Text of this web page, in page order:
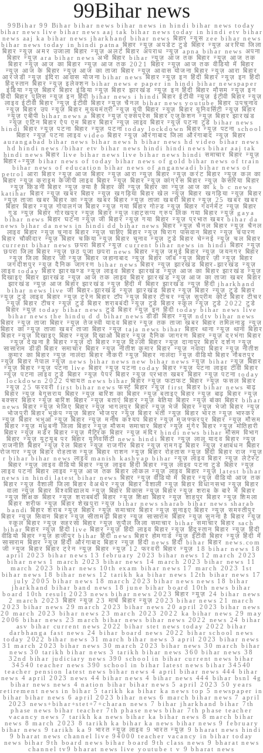
99Bihar news
99Bihar 99 Bihar bihar news bihar news in hindi bihar news today
bihar news live bihar news aaj tak bihar news today in hindi etv bihar
news aaj ka bihar news jharkhand bihar news बिहार न्यूस zee bihar news
bihar news today in hindi patna बिहार न्यूज़ अपडेट टुडे बिहार न्यूज़ अररिया जिला
बिहार न्यूज़ अमर उजाला बिहार न्यूज़ अलर्ट बिहार अपराध न्यूज़ apna bihar news अपना
बिहार न्यूज़ ara bihar news अभी बिहार bihar न्यूज़ आज तक बिहार न्यूज़ आज तक
बिहार न्यूज़ आज का बिहार न्यूज़ आज तक 2021 बिहार न्यूज़ आज तक वीडियो में बिहार
न्यूज़ आज के बिहार न्यूज़ आज का ताजा बिहार न्यूज़ आवास योजना बिहार न्यूज़ आरा बिहार
आरजेडी न्यूज़ इंदिरा आवास योजना bihar news बिहार न्यूज़ इन हिंदी बिहार न्यूज़ इन हिंदी
हिंदुस्तान बिहार न्यूज़ इलेक्शन bihar news e paper in hindi bihar newspaper
इंडिया न्यूज़ बिहार बिहार इंडिया न्यूज़ बिहार झारखंड न्यूज़ इन हिंदी बिहार मौसम न्यूज़ इन
हिंदी बिहार पुलिस न्यूज़ इन हिंदी bihar news i hindi बिहार ईटीवी न्यूज़ ईटीवी बिहार न्यूज़
लाइव ईटीवी बिहार न्यूज़ ईटीवी बिहार न्यूज़ चैनल bihar news youtube बिहार उपचुनाव
न्यूज़ बिहार उप न्यूज़ बिहार मुख्यमंत्री न्यूज़ यूपी बिहार न्यूज़ बिहार यूनिवर्सिटी न्यूज़ बिहार
न्यूज़ एबीपी bihar news a बिहार न्यूज़ एक्सप्रेस बिहार एजुकेशन न्यूज़ बिहार झारखंड
न्यूज़ एटिन बिहार ऐप एम बिहार बिहार न्यूज़ लाइव बिहार न्यूज़ पटना टुडे bihar news
hindi बिहार न्यूज़ पटना बिहार न्यूज़ पटना today lockdown बिहार न्यूज़ पटना school
बिहार न्यूज़ पटना लाइव video बिहार न्यूज़ औरंगाबाद जिला औरंगाबाद न्यूज़ बिहार
aurangabad bihar news bihar news h bihar news hd video bihar news
hd hindi news /bihar etv bihar news hindi hindi news bihar aaj tak
hindi news बिहार live bihar news live bihar news hindi समाचार बिहार न्यूज़
बिहार+न्यूज़ bihar news of today bihar news of gold bihar news of train
bihar news of education bihar news of anganwadi bihar news of
petrol आरा बिहार न्यूज़ आज बिहार न्यूज़ आरा न्यूज़ बिहार न्यूज़ करंट बिहार न्यूज़ कल का
बिहार न्यूज़ क्राइम केजीपी लाइव बिहार न्यूज़ बिहार न्यूज़ कांग्रेस बिहार न्यूज़ केसरिया बिहार
न्यूज़ किडनी बिहार न्यूज़ क्या है बिहार की न्यूज़ बिहार का न्यूज़ आज का k b c news
katihar बिहार न्यूज़ खबर बिहार न्यूज़ खगड़िया बिहार खेल न्यूज़ बिहार खगड़िया न्यूज़ बिहार
न्यूज़ ताजा खबर बिहार का न्यूज़ खबर बिहार न्यूज़ ताजा खबरी बिहार न्यूज़ 25 खबर खबर
बिहार बिहार न्यूज़ गोपालगंज बिहार न्यूज़ गया बिहार गोल्ड न्यूज़ बिहार गवर्नमेंट न्यूज़ बिहार
गुड न्यूज़ बिहार गोरखपुर न्यूज़ बिहार न्यूज़ व्हाट्सप्प ग्रुप लिंक गया बिहार न्यूज़ gaya
bihar news बिहार घटना न्यूज़ जी बिहार न्यूज़ गया बिहार न्यूज़ प्रभात खबर bihar da
news bihar da news in hindi dd bihar news बिहार न्यूज़ चैनल बिहार न्यूज़ चैनल
लाइव बिहार न्यूज़ चुनाव बिहार न्यूज़ चाहिए बिहार न्यूज़ चिराग पासवान बिहार न्यूज़ चंपारण
बिहार चौकीदार न्यूज़ बिहार चकिया न्यूज़ बिहार चुनाव न्यूज़ टुडे बिहार चेन्नई न्यूज़ चल बिहार
current bihar news छपरा बिहार न्यूज़ current bihar news in hindi बिहार न्यूज़
छपरा जिला बिहार न्यूज़ छठ पूजा छपरा news बिहार न्यूज़ जमुई बिहार न्यूज़ जयनगर बिहार
न्यूज़ जिला बिहार जी न्यूज़ बिहार जहानाबाद न्यूज़ बिहार जॉब न्यूज़ बिहार ज़ी न्यूज़ बिहार
जगदीशपुर न्यूज़ दैनिक जागरण bihar news बिहार न्यूज़ झारखंड बिहार-झारखंड न्यूज़
लाइव today बिहार झारखण्ड न्यूज़ लाइव बिहार झारखंड न्यूज़ आज का बिहार झारखंड न्यूज़
दिखाइए बिहार झारखंड न्यूज़ आज तक लाइव बिहार झारखंड न्यूज़ आज का ताजा खबर बिहार
झारखंड न्यूज़ आज बिहार झारखंड न्यूज़ हिंदी में बिहार झारखंड न्यूज़ हिंदी jharkhand
bihar news live जी बिहार-झारखंड न्यूज़ झारखंड बिहार न्यूज़ बिहार न्यूज़ टुडे बिहार
न्यूज़ टुडे लाइव बिहार न्यूज़ ट्रेन बिहार टॉप न्यूज़ बिहार टीचर न्यूज़ सुप्रीम कोर्ट बिहार टीचर
न्यूज़ बिहार टीचर न्यूज़ टुडे बिहार शराबबंदी न्यूज़ टुडे बिहार स्कूल न्यूज़ टुडे 2022 टुडे
बिहार न्यूज़ today bihar news टुडे बिहार न्यूज़ इन हिंदी today bihar news live
bihar news the hindu d d bihar news डीडी बिहार न्यूज़ ndtv bihar news
बिहार न्यूज़ ताजा बिहार न्यूज़ तेजस्वी यादव बिहार न्यूज़ तक ताजा खबर बिहार तमिलनाडु न्यूज़
बिहार का न्यूज़ ताजा खबर ताजा बिहार न्यूज़ taja news bihar बिहार थाना न्यूज़ थाना बिहार
बिहार न्यूज़ दिखाइए बिहार न्यूज़ दिखाओ बिहार न्यूज़ दैनिक जागरण बिहार न्यूज़ दरभंगा बिहार
न्यूज़ देखना है बिहार न्यूज़ दो बिहार न्यूज़ दिल्ली बिहार न्यूज़ दानापुर बिहार दर्शन न्यूज़
सासाराम डीडी बिहार समाचार बिहार न्यूज़ नीतीश कुमार बिहार न्यूज़ नवादा बिहार न्यूज़ नीतीश
कुमार का बिहार न्यूज़ नालंदा बिहार नौकरी न्यूज़ बिहार नालंदा न्यूज़ वीडियो बिहार नौबतपुर
न्यूज़ बिहार नेपाल न्यूज़ news bihar news new bihar news न्यूज़ bihar न्यूज़ बिहार
न्यूज़ बिहार न्यूज़ पटना live बिहार न्यूज़ पटना today बिहार न्यूज़ पटना लाइव टीवी बिहार
न्यूज़ पटना लाइव टुडे बिहार न्यूज़ पेपर बिहार न्यूज़ प्रभात खबर बिहार न्यूज़ पटना today
lockdown 2022 पंचायत news bihar बिहार न्यूज़ फटाफट बिहार न्यूज़ फसल बिहार
न्यूज़ 25 फरवरी first bihar news फर्स्ट बिहार न्यूज़ first बिहार bihar news बाढ़
बिहार न्यूज़ बेगूसराय बिहार न्यूज़ बारिश का बिहार न्यूज़ बताइए बिहार न्यूज़ बाढ़ बिहार न्यूज़
बक्सर बिहार न्यूज़ बारिश बिहार न्यूज़ बताएं बिहार न्यूज़ बेतिया बिहार न्यूज़ बांका बिहार bihar
news बिहार न्यूज़ भेजिए बिहार न्यूज़ भागलपुर बिहार न्यूज़ भेजें बिहार न्यूज़ भेजो बिहार न्यूज़
भोजपुरी बिहार भूकंप न्यूज़ बिहार भोजपुर न्यूज़ बिहार भर्ती न्यूज़ बिहार भारत न्यूज़ भास्कर
न्यूज़ बिहार भभुआ न्यूज़ बिहार न्यूज़ मनीष कश्यप बिहार न्यूज़ मुजफ्फरपुर बिहार न्यूज़ मौसम
बिहार न्यूज़ मधुबनी जिला बिहार न्यूज़ मौसम समाचार बिहार न्यूज़ मुंगेर बिहार न्यूज़ मोतिहारी
बिहार न्यूज़ मर्डर बिहार न्यूज़ मैट्रिक बिहार न्यूज़ मंदिर hindi news bihar मौसम विभाग
बिहार न्यूज़ यूट्यूब पर बिहार यूनिवर्सिटी news hindi बिहार न्यूज़ लालू यादव बिहार न्यूज़
राजनीति बिहार न्यूज़ रेल बिहार न्यूज़ राजगीर बिहार न्यूज़ रामगढ़ बिहार न्यूज़ रक्षाबंधन बिहार
रोजगार न्यूज़ बिहार रोहतास न्यूज़ बिहार राशन न्यूज़ बिहार रोहतास न्यूज़ हिंदी बिहार राज न्यूज़
r bihar bihar news लाइव manish kashyap bihar न्यूज़ लाइव बिहार न्यूज़ लेटेस्ट
बिहार न्यूज़ लाइव वीडियो बिहार न्यूज़ लाइव हिंदी बिहार न्यूज़ लाइव पटना टुडे बिहार न्यूज़
लाइव पटना बिहार लाइव न्यूज़ आज तक बिहार लोकल न्यूज़ लाइव बिहार न्यूज़ latest bihar
news in hindi latest bihar news बिहार न्यूज़ वीडियो में बिहार न्यूज़ वीडियो आज तक
बिहार न्यूज़ वैशाली जिला बिहार वेअथेर न्यूज़ बिहार वैशाली न्यूज़ बिहार विधानसभा न्यूज़ बिहार
वाला न्यूज़ बिहार विश्वविद्यालय न्यूज़ बिहार विकास न्यूज़ बिहार न्यूज़ शराब के बारे में बिहार
न्यूज़ शिक्षक बिहार न्यूज़ शराबबंदी बिहार न्यूज़ शिक्षा बिहार न्यूज़ शाहपुर बिहार न्यूज़ शिमला
बिहार शरीफ न्यूज़ बिहार शेखपुरा न्यूज़ bihar news sharab bihar news sharab
bandi बिहार शराब न्यूज़ बिहार न्यूज़ समाचार बिहार न्यूज़ सुनाइए बिहार न्यूज़ समस्तीपुर
बिहार न्यूज़ सिवान बिहार न्यूज़ सीतामढ़ी बिहार न्यूज़ सासाराम बिहार न्यूज़ सुनना है बिहार न्यूज़
स्कूल बिहार न्यूज़ सहरसा बिहार न्यूज़ सुपौल जिला समाचार bihar समाचार बिहार sach
bihar बिहार न्यूज़ हिंदी live बिहार न्यूज़ हिंदी लाइव बिहार न्यूज़ हिंदुस्तान बिहार न्यूज़ हिंदी
वीडियो बिहार न्यूज़ हाजीपुर bihar हिंदी news बिहार होमगार्ड न्यूज़ ईटीवी बिहार न्यूज़ हिंदी में
सासाराम बिहार न्यूज़ हिंदी औरंगाबाद बिहार न्यूज़ हिंदी news हिंदी bihar बिहार news.com
जी न्यूज बिहार बिहार ट्रेन न्यूज़ बिहार न्यूज़ 12 फरवरी बिहार न्यूज़ 18 bihar news 18
april 2023 bihar news 13 february 2023 bihar news 12 march 2023
bihar news 1 march 2023 bihar news 14 march 2023 bihar news 11
march 2023 bihar news 10th exam bihar news 17 march 2023 1st
bihar news 18 bihar news 12 tarikh ka bihar news 12th bihar news 17
july 2005 bihar news 18 march 2023 bihar news news 18 bihar
jharkhand bihar band news 18 june bihar board 10th news bihar
board 10th result 2023 news bihar news 2023 बिहार न्यूज़ 24 bihar news
2 march 2023 बिहार न्यूज़ 23 मार्च बिहार न्यूज़ 2023 bihar news 21 march
2023 bihar news 29 march 2023 bihar news 20 april 2023 bihar news
20 march 2023 bihar news 23 march 2023 2022 ka bihar news 29 may
2006 bihar news 23 march bihar news bihar news 2022 news 24 bihar
asv bihar current news 2022 bihar stet news today 2022 bihar
darbhanga fast news 24 bihar board news 2022 bihar school news
today 2022 bihar news 31 march bihar news 3 april 2023 bihar news
31 march 2023 bihar news 30 march 2023 bihar news 30 march bihar
news 30 tarikh bihar news 3 tarikh bihar news 360 bihar news 38
32nd bihar judiciary news 390 school in bihar current news bihar
34540 teacher news 390 school in bihar latest news bihar 34540
teacher pension latest news bihar news 4 april bihar news 444 bihar
news 4 april 2023 news 44 bihar news 4 bihar news 444 bihar bsnl 4g
bihar news news 4 nation bihar bihar news 5 april 2023 50 years
retirement news in bihar 5 tarikh ka bihar ka news top 5 newspaper in
bihar bihar news 6 april 2023 bihar news 6 march bihar news 7 april
2023 news+bihar+stet+7+charan news 7 bihar jharkhand bihar 7th
phase news bihar teacher 7th phase news bihar 7th phase teacher
vacancy news 7 tarikh ka news bihar ka bihar news 8 march bihar
news 8 march 2023 8 tarikh ka bihar ka news bihar news 9 february
bihar news 9 tarikh ka 9 भारत न्यूज़ लाइव 9 भारत न्यूज़ 9 bharat news hindi
9 bharat news channel live 94000 teacher vacancy in bihar today
news bihar 9th board news bihar board 9th class news 9 bharat news
channel tv9 bharat news live youtube t v 9 bharat news